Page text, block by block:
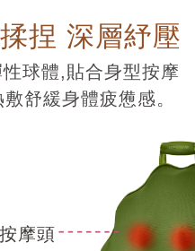
捏 深層紓壓
性球體,貼合身型按摩
舒緩身體疲憊感。
摩頭